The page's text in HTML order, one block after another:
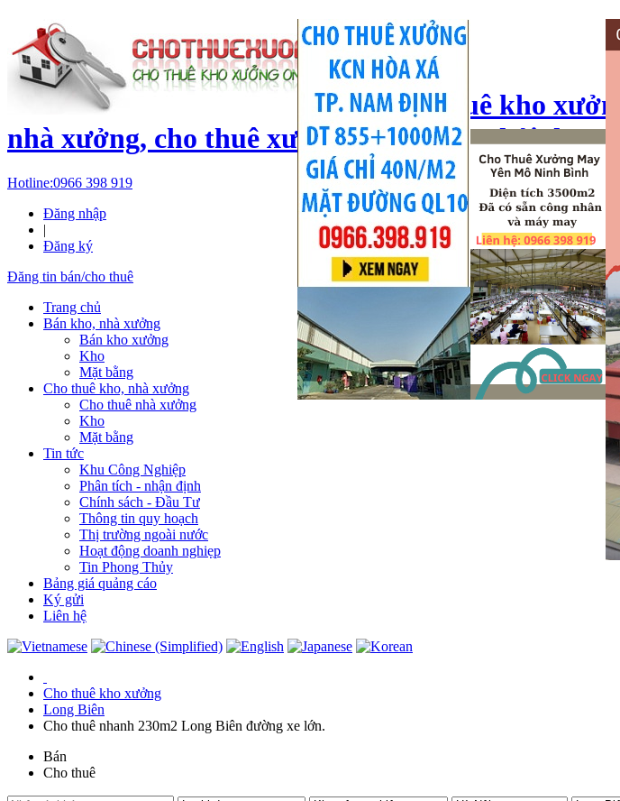
cho thuê kho
nhà xưởng, cho thuê xưởng, kho xưởng hải dương
Hotline:0966 398 919
Đăng nhập
|
Đăng ký
Đăng tin bán/cho thuê
Trang chủ
Bán kho, nhà xưởng
Bán kho xưởng
Kho
Mặt bằng
Cho thuê kho, nhà xưởng
Cho thuê nhà xưởng
Kho
Mặt bằng
Tin tức
Khu Công Nghiệp
Phân tích - nhận định
Chính sách - Đầu Tư
Thông tin quy hoạch
Thị trường ngoài nước
Hoạt động doanh nghiẹp
Tin Phong Thủy
Bảng giá quảng cáo
Ký gửi
Liên hệ
Cho thuê kho xưởng
Long Biên
Cho thuê nhanh 230m2 Long Biên đường xe lớn.
Bán
Cho thuê